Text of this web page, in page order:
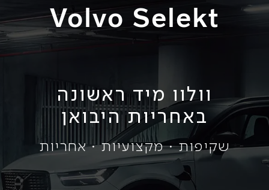
Volvo Selekt
וולוו מיד ראשונה
באחריות היבואן
שקיפות · מקצועיות · אחריות